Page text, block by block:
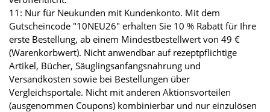
11: Nur für Neukunden mit Kundenkonto. Mit dem
Gutscheincode "10NEU26" erhalten Sie 10 % Rabatt für Ihre
erste Bestellung, ab einem Mindestbestellwert von 49 €
(Warenkorbwert). Nicht anwendbar auf rezeptpflichtige
Artikel, Bücher, Säuglingsanfangsnahrung und
Versandkosten sowie bei Bestellungen über
Vergleichsportale. Nicht mit anderen Aktionsvorteilen
(ausgenommen Coupons) kombinierbar und nur einzulösen